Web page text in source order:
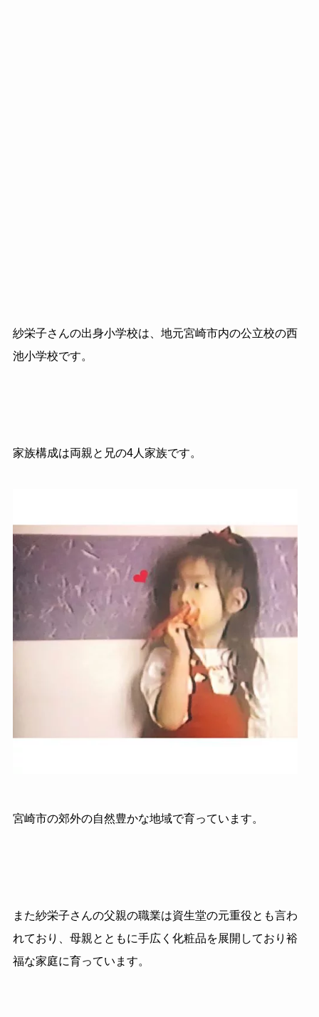
紗栄子さんの出身小学校は、地元宮崎市内の公立校の西
池小学校です。
家族構成は両親と兄の4人家族です。
宮崎市の郊外の自然豊かな地域で育っています。
また紗栄子さんの父親の職業は資生堂の元重役とも言わ
れており、母親とともに手広く化粧品を展開しており裕
福な家庭に育っています。